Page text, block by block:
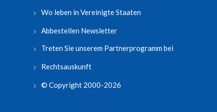
Wo leben in Vereinigte Staaten
Abbestellen Newsletter
Treten Sie unserem Partnerprogramm bei
Rechtsauskunft
© Copyright 2000-2026